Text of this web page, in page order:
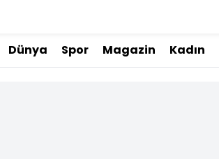
Dünya Spor Magazin Kadın